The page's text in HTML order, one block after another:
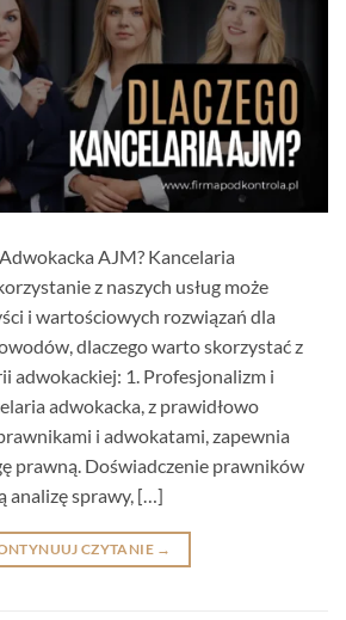
AJM? Kancelaria
z naszych usług może
i wartościowych rozwiązań dla
dlaczego warto skorzystać z
adwokackiej: 1. Profesjonalizm i
adwokacka, z prawidłowo
i adwokatami, zapewnia
prawną. Doświadczenie prawników
analizę sprawy, […]
CZYTANIE →